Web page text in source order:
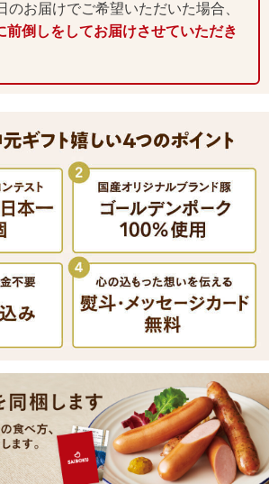
お届けでご希望いただいた場合、
前倒しをしてお届けさせていただき